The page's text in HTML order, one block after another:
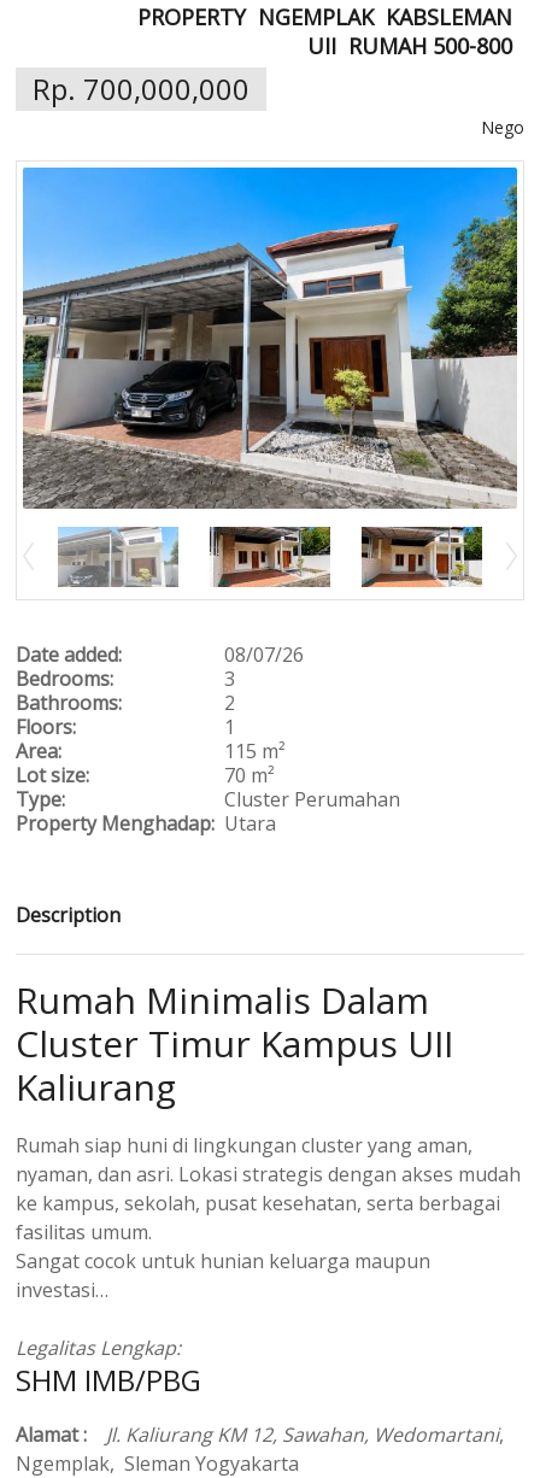
KABSLEMAN
NGEMPLAK
PROPERTY
RUMAH 500-800
UII
Rp. 700,000,000
Nego
Date added:
08/07/26
Bedrooms:
3
Bathrooms:
2
Floors:
1
Area:
115 m²
Lot size:
70 m²
Type:
Cluster Perumahan
Property Menghadap: Utara
Description
Rumah Minimalis Dalam
Cluster Timur Kampus UII
Kaliurang
Rumah siap huni di lingkungan cluster yang aman,
nyaman, dan asri. Lokasi strategis dengan akses mudah
ke kampus, sekolah, pusat kesehatan, serta berbagai
fasilitas umum.
Sangat cocok untuk hunian keluarga maupun
investasi…
Legalitas Lengkap:
SHM IMB/PBG
Alamat : Jl. Kaliurang KM 12, Sawahan, Wedomartani,
Ngemplak, Sleman Yogyakarta